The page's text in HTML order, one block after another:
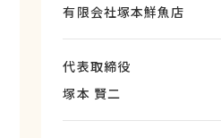
有限会社塚本鮮魚店
代表取締役
塚本 賢二